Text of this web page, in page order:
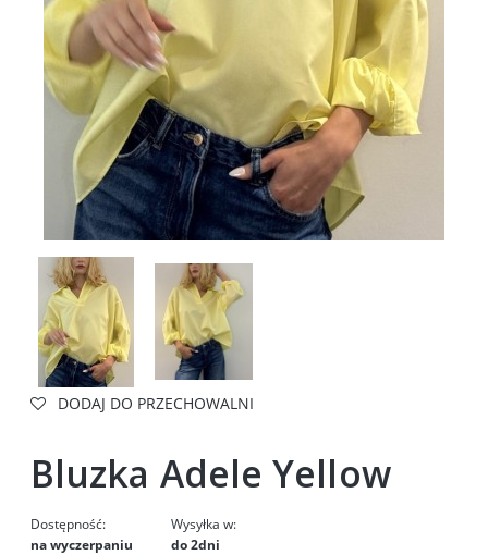
DODAJ DO PRZECHOWALNI
Bluzka Adele Yellow
Dostępność:
na wyczerpaniu
Wysyłka w:
do 2dni